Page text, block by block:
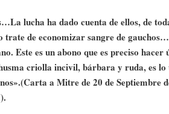
lucha ha dado cuenta de ellos, de
trate de economizar sangre de
Este es un abono que es preciso hacer
criolla incivil, bárbara y ruda, es lo
a Mitre de 20 de Septiembre